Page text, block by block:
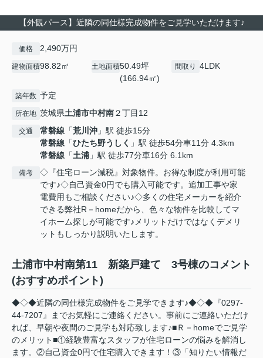
【外観パース】近隣の同仕様完成物件をご見学いただけます♪
価格 2,490万円
建物面積98.82㎡ 土地面積50.49坪
(166.94㎡)
間取り 4LDK
築年数 予定
所在地 茨城県土浦市中村南２丁目12
交通 常磐線 「荒川沖 」駅 徒歩15分
常磐線 「ひたち野うしく 」駅 徒歩54分車11分 4.3km
常磐線 「土浦 」駅 徒歩77分車16分 6.1km
備考
◇『住宅ローン減税』対象物件。お得な制度が利用可能
です♪◇自己資金0円でも購入可能です。追加工事や家
電費用もご相談ください♪◇多くの住宅メーカーを紹介
できる弊社R－homeだから、色々な物件を比較してマ
イホーム探しが可能です♪メリットだけではなくデメリ
ットもしっかり説明いたします。
土浦市中村南第11 新築戸建て 3号棟のコメント
(おすすめポイント)
◆◇◆近隣の同仕様完成物件をご見学できます♪◆◇◆『0297-
44-7207』までお気軽にご連絡ください。事前にご連絡いただけ
れば、早朝や夜間のご見学も対応致します♪■Ｒ－homeでご見学
のメリット■①経験豊富なスタッフが住宅ローンの悩みを解消し
ます。②自己資金0円で住宅購入できます！③「知りたい情報だ